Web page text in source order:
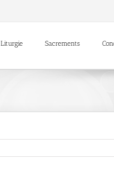
Liturgie Sacrements